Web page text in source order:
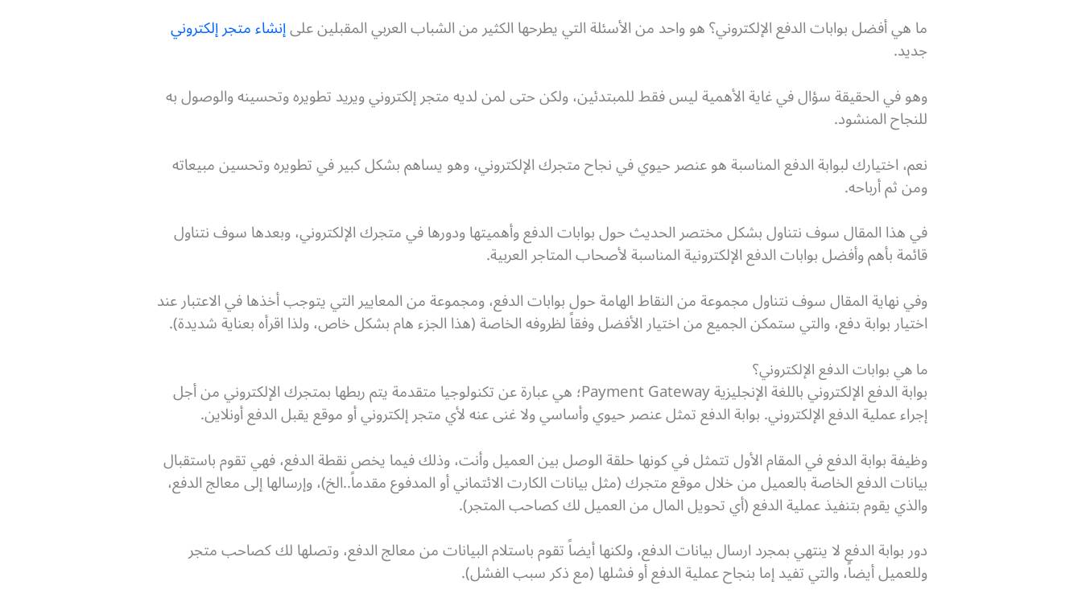
ما هي أفضل بوابات الدفع الإلكتروني؟ هو واحد من الأسئلة التي يطرحها الكثير من الشباب العربي المقبلين علىإنشاء متجر إلكتروني
جديد.
وهو في الحقيقة سؤال في غاية الأهمية ليس فقط للمبتدئين، ولكن حتى لمن لديه متجر إلكتروني ويريد تطويره وتحسينه والوصول به
للنجاح المنشود.
نعم، اختيارك لبوابة الدفع المناسبة هو عنصر حيوي في نجاح متجرك الإلكتروني، وهو يساهم بشكل كبير في تطويره وتحسين مبيعاته
ومن ثم أرباحه.
في هذا المقال سوف نتناول بشكل مختصر الحديث حول بوابات الدفع وأهميتها ودورها في متجرك الإلكتروني، وبعدها سوف نتناول
قائمة بأهم وأفضل بوابات الدفع الإلكترونية المناسبة لأصحاب المتاجر العربية.
وفي نهاية المقال سوف نتناول مجموعة من النقاط الهامة حول بوابات الدفع، ومجموعة من المعايير التي يتوجب أخذها في الاعتبار عند
اختيار بوابة دفع، والتي ستمكن الجميع من اختيار الأفضل وفقاً لظروفه الخاصة (هذا الجزء هام بشكل خاص، ولذا اقرأه بعناية شديدة).
ما هي بوابات الدفع الإلكتروني؟
بوابة الدفع الإلكتروني باللغة الإنجليزية Payment Gateway؛ هي عبارة عن تكنولوجيا متقدمة يتم ربطها بمتجرك الإلكتروني من أجل
إجراء عملية الدفع الإلكتروني. بوابة الدفع تمثل عنصر حيوي وأساسي ولا غنى عنه لأي متجر إلكتروني أو موقع يقبل الدفع أونلاين.
وظيفة بوابة الدفع في المقام الأول تتمثل في كونها حلقة الوصل بين العميل وأنت، وذلك فيما يخص نقطة الدفع، فهي تقوم باستقبال
بيانات الدفع الخاصة بالعميل من خلال موقع متجرك (مثل بيانات الكارت الائتماني أو المدفوع مقدماً..الخ)، وإرسالها إلى معالج الدفع،
والذي يقوم بتنفيذ عملية الدفع (أي تحويل المال من العميل لك كصاحب المتجر).
دور بوابة الدفع لا ينتهي بمجرد ارسال بيانات الدفع، ولكنها أيضاً تقوم باستلام البيانات من معالج الدفع، وتصلها لك كصاحب متجر
وللعميل أيضاً، والتي تفيد إما بنجاح عملية الدفع أو فشلها (مع ذكر سبب الفشل).